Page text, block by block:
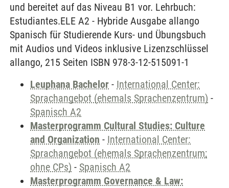
und bereitet auf das Niveau B1 vor. Lehrbuch:
Estudiantes.ELE A2 - Hybride Ausgabe allango
Spanisch für Studierende Kurs- und Übungsbuch
mit Audios und Videos inklusive Lizenzschlüssel
allango, 215 Seiten ISBN 978-3-12-515091-1
Leuphana Bachelor - International Center:
Sprachangebot (ehemals Sprachenzentrum) -
Spanisch A2
Masterprogramm Cultural Studies: Culture
and Organization - International Center:
Sprachangebot (ehemals Sprachenzentrum;
ohne CPs) - Spanisch A2
Masterprogramm Governance & Law: